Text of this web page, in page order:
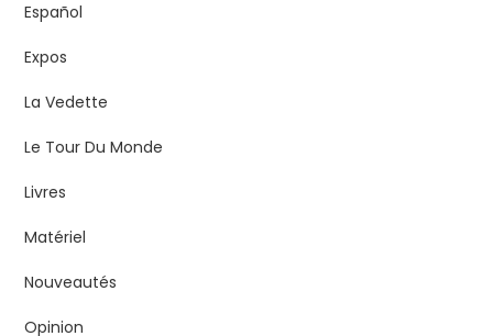
Español
Expos
La Vedette
Le Tour Du Monde
Livres
Matériel
Nouveautés
Opinion